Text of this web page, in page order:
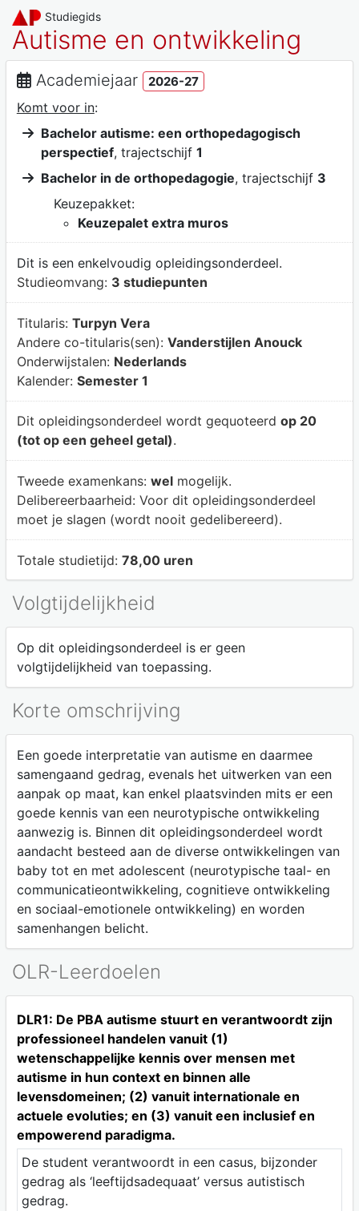
Studiegids
Autisme en ontwikkeling
Academiejaar 2026-27
Komt voor in:
Bachelor autisme: een orthopedagogisch
perspectief, trajectschijf 1
Bachelor in de orthopedagogie, trajectschijf 3
Keuzepakket:
Keuzepalet extra muros
Dit is een enkelvoudig opleidingsonderdeel.
Studieomvang: 3 studiepunten
Titularis: Turpyn Vera
Andere co-titularis(sen): Vanderstijlen Anouck
Onderwijstalen: Nederlands
Kalender: Semester 1
Dit opleidingsonderdeel wordt gequoteerd op 20
(tot op een geheel getal).
Tweede examenkans: welmogelijk.
Delibereerbaarheid: Voor dit opleidingsonderdeel
moet je slagen (wordt nooit gedelibereerd).
Totale studietijd: 78,00 uren
Volgtijdelijkheid
Op dit opleidingsonderdeel is er geen
volgtijdelijkheid van toepassing.
Korte omschrijving
Een goede interpretatie van autisme en daarmee
samengaand gedrag, evenals het uitwerken van een
aanpak op maat, kan enkel plaatsvinden mits er een
goede kennis van een neurotypische ontwikkeling
aanwezig is. Binnen dit opleidingsonderdeel wordt
aandacht besteed aan de diverse ontwikkelingen van
baby tot en met adolescent (neurotypische taal- en
communicatieontwikkeling, cognitieve ontwikkeling
en sociaal-emotionele ontwikkeling) en worden
samenhangen belicht.
OLR-Leerdoelen
DLR1: De PBA autisme stuurt en verantwoordt zijn
professioneel handelen vanuit (1)
wetenschappelijke kennis over mensen met
autisme in hun context en binnen alle
levensdomeinen; (2) vanuit internationale en
actuele evoluties; en (3) vanuit een inclusief en
empowerend paradigma.
De student verantwoordt in een casus, bijzonder
gedrag als ‘leeftijdsadequaat’ versus autistisch
gedrag.